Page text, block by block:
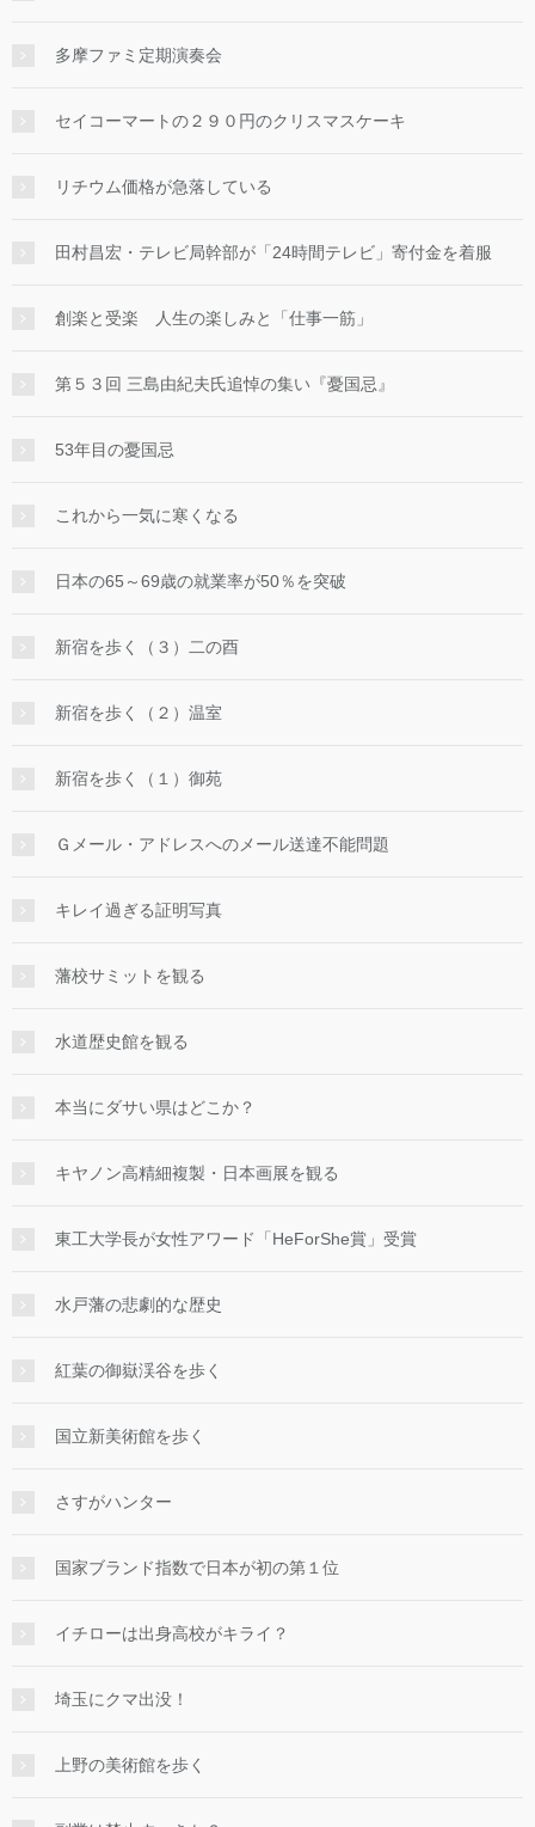
多摩ファミ定期演奏会
セイコーマートの２９０円のクリスマスケーキ
リチウム価格が急落している
田村昌宏・テレビ局幹部が「24時間テレビ」寄付金を着服
創楽と受楽 人生の楽しみと「仕事一筋」
第５３回 三島由紀夫氏追悼の集い『憂国忌』
53年目の憂国忌
これから一気に寒くなる
日本の65～69歳の就業率が50％を突破
新宿を歩く（３）二の酉
新宿を歩く（２）温室
新宿を歩く（１）御苑
Ｇメール・アドレスへのメール送達不能問題
キレイ過ぎる証明写真
藩校サミットを観る
水道歴史館を観る
本当にダサい県はどこか？
キヤノン高精細複製・日本画展を観る
東工大学長が女性アワード「HeForShe賞」受賞
水戸藩の悲劇的な歴史
紅葉の御嶽渓谷を歩く
国立新美術館を歩く
さすがハンター
国家ブランド指数で日本が初の第１位
イチローは出身高校がキライ？
埼玉にクマ出没！
上野の美術館を歩く